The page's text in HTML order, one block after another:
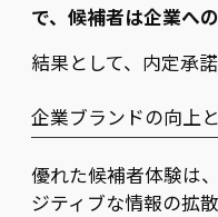
で、候補者は企業へ
結果として、内定承
企業ブランドの向上
優れた候補者体験は
ジティブな情報の拡